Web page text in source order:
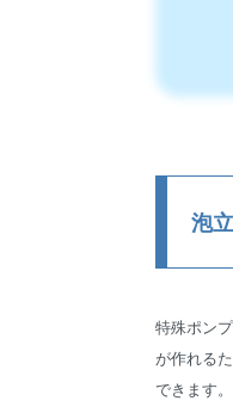
泡
特殊ポン
が作れる
できます。